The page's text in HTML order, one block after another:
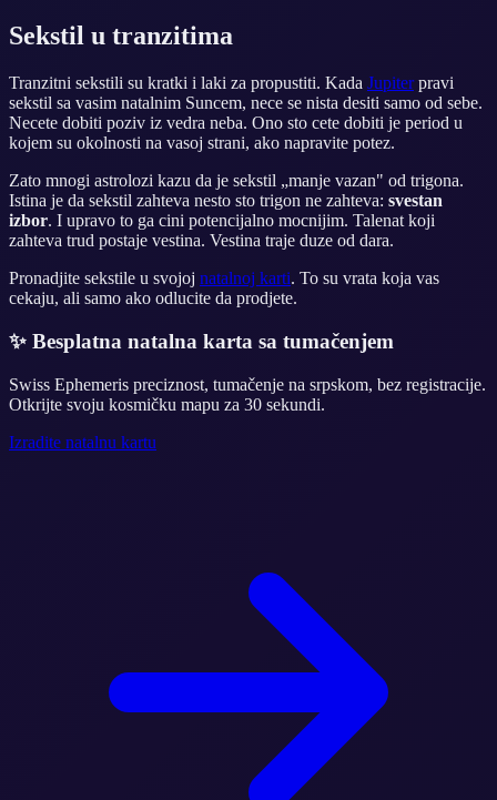
Sekstil u tranzitima
Tranzitni sekstili su kratki i laki za propustiti. Kada Jupiterpravi
sekstil sa vasim natalnim Suncem, nece se nista desiti samo od sebe.
Necete dobiti poziv iz vedra neba. Ono sto cete dobiti je period u
kojem su okolnosti na vasoj strani, ako napravite potez.
Zato mnogi astrolozi kazu da je sekstil „manje vazan" od trigona.
Istina je da sekstil zahteva nesto sto trigon ne zahteva: svestan
izbor. I upravo to ga cini potencijalno mocnijim. Talenat koji
zahteva trud postaje vestina. Vestina traje duze od dara.
Pronadjite sekstile u svojoj natalnoj karti. To su vrata koja vas
cekaju, ali samo ako odlucite da prodjete.
✨ Besplatna natalna karta sa tumačenjem
Swiss Ephemeris preciznost, tumačenje na srpskom, bez registracije.
Otkrijte svoju kosmičku mapu za 30 sekundi.
Izradite natalnu kartu